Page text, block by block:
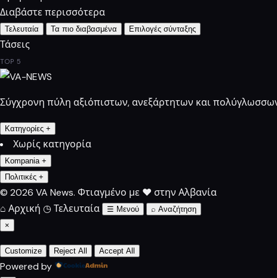
Διαβάστε περισσότερα
Τελευταία Τα πιο διαβασμένα Επιλογές σύνταξης
Τάσεις
TOP 5
Σύγχρονη πύλη αξιόπιστων, ανεξάρτητων και
Κατηγορίες +
Χωρίς κατηγορία
Kompania +
Πολιτικές +
© 2026 VA News. Φτιαγμένο με ♥ στην Αλβανία
⌂ Αρχική ◷ Τελευταία ☰ Μενού ⌕ Αναζήτηση
×
Customize Reject All Accept All
Powered by